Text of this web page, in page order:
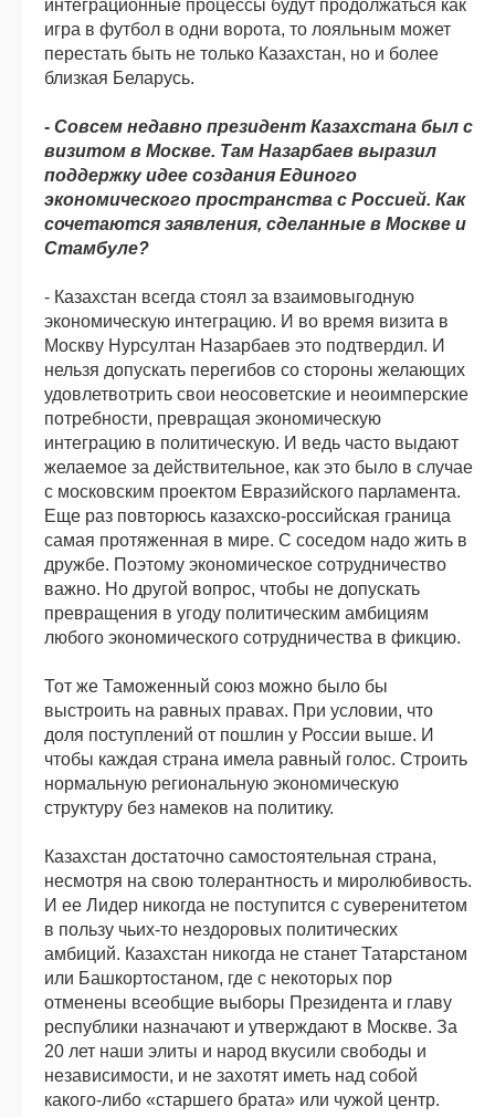
интеграционные процессы будут продолжаться как
игра в футбол в одни ворота, то лояльным может
перестать быть не только Казахстан, но и более
близкая Беларусь.
- Совсем недавно президент Казахстана был с
визитом в Москве. Там Назарбаев выразил
поддержку идее создания Единого
экономического пространства с Россией. Как
сочетаются заявления, сделанные в Москве и
Стамбуле?
- Казахстан всегда стоял за взаимовыгодную
экономическую интеграцию. И во время визита в
Москву Нурсултан Назарбаев это подтвердил. И
нельзя допускать перегибов со стороны желающих
удовлетвотрить свои неосоветские и неоимперские
потребности, превращая экономическую
интеграцию в политическую. И ведь часто выдают
желаемое за действительное, как это было в случае
с московским проектом Евразийского парламента.
Еще раз повторюсь казахско-российская граница
самая протяженная в мире. С соседом надо жить в
дружбе. Поэтому экономическое сотрудничество
важно. Но другой вопрос, чтобы не допускать
превращения в угоду политическим амбициям
любого экономического сотрудничества в фикцию.
Тот же Таможенный союз можно было бы
выстроить на равных правах. При условии, что
доля поступлений от пошлин у России выше. И
чтобы каждая страна имела равный голос. Строить
нормальную региональную экономическую
структуру без намеков на политику.
Казахстан достаточно самостоятельная страна,
несмотря на свою толерантность и миролюбивость.
И ее Лидер никогда не поступится с суверенитетом
в пользу чьих-то нездоровых политических
амбиций. Казахстан никогда не станет Татарстаном
или Башкортостаном, где с некоторых пор
отменены всеобщие выборы Президента и главу
республики назначают и утверждают в Москве. За
20 лет наши элиты и народ вкусили свободы и
независимости, и не захотят иметь над собой
какого-либо «старшего брата» или чужой центр.